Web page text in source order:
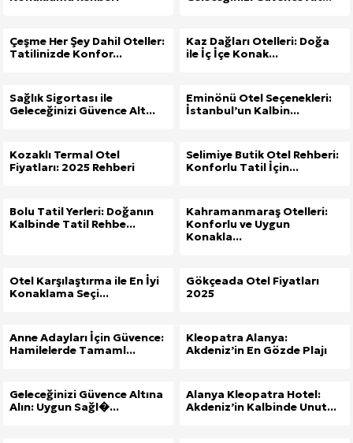
Çeşme Her Şey Dahil Oteller:
Tatilinizde Konfor...
Kaz Dağları Otelleri: Doğa
ile İç İçe Konak...
Sağlık Sigortası ile
Geleceğinizi Güvence Alt...
Eminönü Otel Seçenekleri:
İstanbul’un Kalbin...
Kozaklı Termal Otel
Fiyatları: 2025 Rehberi
Selimiye Butik Otel Rehberi:
Konforlu Tatil İçin...
Bolu Tatil Yerleri: Doğanın
Kalbinde Tatil Rehbe...
Kahramanmaraş Otelleri:
Konforlu ve Uygun
Konakla...
Otel Karşılaştırma ile En İyi
Konaklama Seçi...
Gökçeada Otel Fiyatları
2025
Anne Adayları İçin Güvence:
Hamilelerde Tamaml...
Kleopatra Alanya:
Akdeniz’in En Gözde Plajı
Geleceğinizi Güvence Altına
Alın: Uygun Sağl�...
Alanya Kleopatra Hotel:
Akdeniz’in Kalbinde Unut...